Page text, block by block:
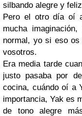
silbando alegre y
Pero el otro día oí
mucha
normal, yo si eso
vosotros.
Era media tarde
justo pasaba por
cocina, cuándo oí a
importancia, Yak es
de tono alegre